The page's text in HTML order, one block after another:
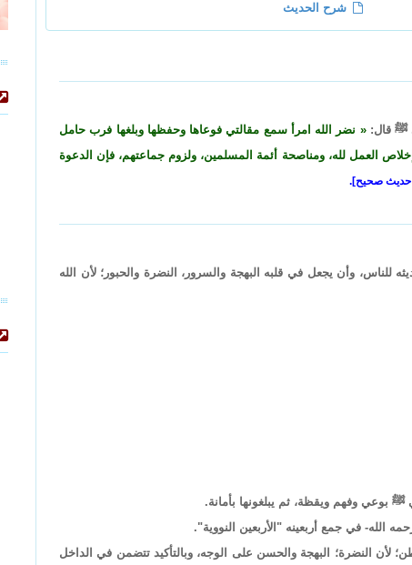
شرح الحديث
ﷺ قال:
نضر الله امرأ سمع مقالتي فوعاها وحفظها وبلغها فرب حامل
العمل لله، ومناصحة أئمة المسلمين، ولزوم جماعتهم، فإن الدعوة
وأن يجعل في قلبه البهجة والسرور، النضرة والحبور؛ لأن الله
ﷺ بوعي وفهم ويقظة، ثم يبلغونها بأمانة.
الله- في جمع أربعينه "الأربعين النووية".
لأن النضرة؛ البهجة والحسن على الوجه، وبالتأكيد تتضمن في الداخل